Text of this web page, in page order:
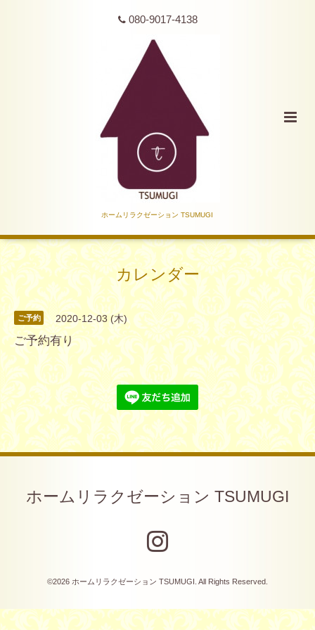
080-9017-4138
ホームリラクゼーション TSUMUGI
カレンダー
ご予約 2020-12-03 (木)
ご予約有り
ホームリラクゼーション TSUMUGI
©2026 ホームリラクゼーション TSUMUGI . All Rights Reserved.